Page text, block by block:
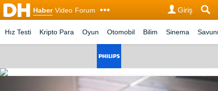
Haber Video Forum Giriş
Hız Testi Kripto Para Oyun Otomobil Bilim Sinema